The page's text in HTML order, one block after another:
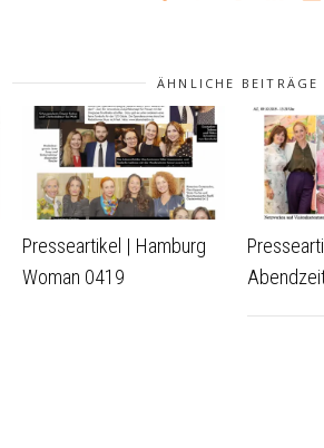
ÄHNLICHE BEITRÄGE
Presseartikel | Hamburg
Woman 0419